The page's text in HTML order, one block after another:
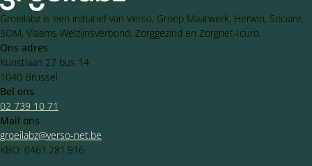
Groeilabz is een initiatief van Verso, Groep Maatwerk, Herwin, Sociare,
SOM, Vlaams Welzijnsverbond, Zorggezind en Zorgnet-Icuro.
Ons adres
Kunstlaan 27 bus 14
1040 Brussel
Bel ons
02 739 10 71
Mail ons
groeilabz@verso-net.be
KBO: 0461.281.916